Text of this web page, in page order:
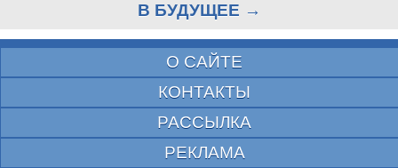
В БУДУЩЕЕ →
О САЙТЕ
КОНТАКТЫ
РАССЫЛКА
РЕКЛАМА